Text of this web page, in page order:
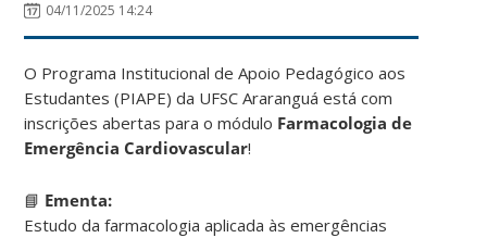
04/11/2025 14:24
O Programa Institucional de Apoio Pedagógico aos
Estudantes (PIAPE) da UFSC Araranguá está com
inscrições abertas para o módulo Farmacologia de
Emergência Cardiovascular!
📘 Ementa:
Estudo da farmacologia aplicada às emergências